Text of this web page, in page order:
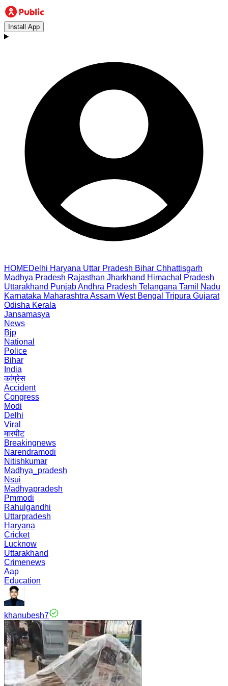
Install App
HOMEDelhi Haryana Uttar Pradesh Bihar Chhattisgarh
Madhya Pradesh Rajasthan Jharkhand Himachal Pradesh
Uttarakhand PunjabAndhra Pradesh Telangana Tamil Nadu
Karnataka Maharashtra Assam West Bengal Tripura Gujarat
Odisha Kerala
Jansamasya
News
Bjp
National
Police
Bihar
India
कांग्रेस
Accident
Congress
Modi
Delhi
Viral
मारपीट
Breakingnews
Narendramodi
Nitishkumar
Madhya_pradesh
Nsui
Madhyapradesh
Pmmodi
Rahulgandhi
Uttarpradesh
Haryana
Cricket
Lucknow
Uttarakhand
Crimenews
Aap
Education
khanubesh7